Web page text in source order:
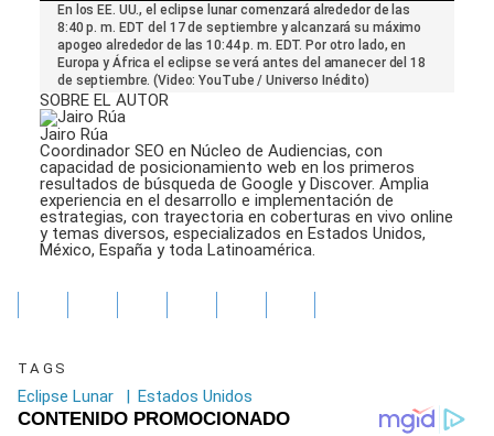
seconds
47
seconds
En los EE. UU., el eclipse lunar comenzará alrededor de las
8:40 p. m. EDT del 17 de septiembre y alcanzará su máximo
apogeo alrededor de las 10:44 p. m. EDT. Por otro lado, en
Europa y África el eclipse se verá antes del amanecer del 18
de septiembre. (Video: YouTube / Universo Inédito)
SOBRE EL AUTOR
Jairo Rúa
Coordinador SEO en Núcleo de Audiencias, con
capacidad de posicionamiento web en los primeros
resultados de búsqueda de Google y Discover. Amplia
experiencia en el desarrollo e implementación de
estrategias, con trayectoria en coberturas en vivo online
y temas diversos, especializados en Estados Unidos,
México, España y toda Latinoamérica.
TAGS
Eclipse Lunar | Estados Unidos